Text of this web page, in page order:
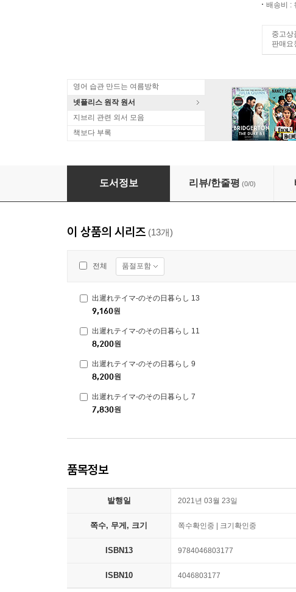
배송비 :
중고상
판매요
영어 습관 만드는 여름방학
넷플리스 원작 원서
지브리 관련 외서 모음
책보다 부록
出遲れテイマ-のその日暮らし 5
도서정보 리뷰/한줄평 (0/0)
이 상품의 시리즈 (13개)
전체 품절포함
出遲れテイマ-のその日暮らし 13
9,160원
出遲れテイマ-のその日暮らし 11
8,200원
出遲れテイマ-のその日暮らし 9
8,200원
出遲れテイマ-のその日暮らし 7
7,830원
품목정보
발행일 2021년 03월 23일
쪽수, 무게, 크기 쪽수확인중 | 크기확인중
ISBN13 9784046803177
ISBN10 4046803177